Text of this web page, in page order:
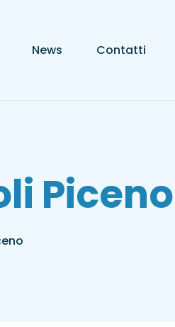
News Contatti
Piceno